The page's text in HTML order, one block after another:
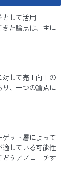
として活用
た論点は、主に
して売上向上の
、一つの論点に
ット層によって
している可能性
うアプローチす